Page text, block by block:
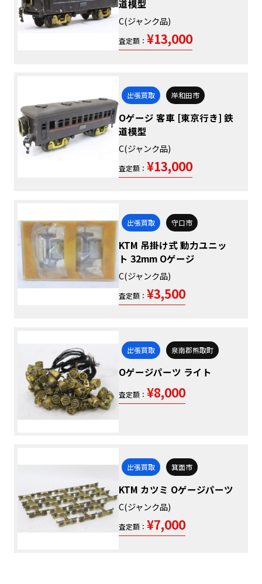
道模型
C(ジャンク品)
査定額： ¥13,000
出張買取 岸和田市
Oゲージ 客車 [東京行き] 鉄
道模型
C(ジャンク品)
査定額： ¥13,000
出張買取 守口市
KTM 吊掛け式 動力ユニッ
ト 32mm Oゲージ
C(ジャンク品)
査定額： ¥3,500
出張買取 泉南郡熊取町
Oゲージパーツ ライト
査定額： ¥8,000
出張買取 箕面市
KTM カツミ Oゲージパーツ
C(ジャンク品)
査定額： ¥7,000